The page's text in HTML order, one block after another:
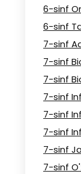
6-sinf
6-sinf
7-sinf
7-sinf
7-sinf
7-sinf
7-sinf
7-sinf
7-sinf
7-sinf